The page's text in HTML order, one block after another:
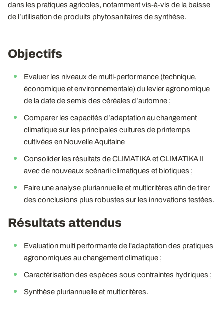
dans les pratiques agricoles, notamment vis-à-vis de la baisse
de l’utilisation de produits phytosanitaires de synthèse.
Objectifs
Evaluer les niveaux de multi-performance (technique,
économique et environnementale) du levier agronomique
de la date de semis des céréales d’automne ;
Comparer les capacités d’adaptation au changement
climatique sur les principales cultures de printemps
cultivées en Nouvelle Aquitaine
Consolider les résultats de CLIMATIKA et CLIMATIKA II
avec de nouveaux scénarii climatiques et biotiques ;
Faire une analyse pluriannuelle et multicritères afin de tirer
des conclusions plus robustes sur les innovations testées.
Résultats attendus
Evaluation multi performante de l'adaptation des pratiques
agronomiques au changement climatique ;
Caractérisation des espèces sous contraintes hydriques ;
Synthèse pluriannuelle et multicritères.